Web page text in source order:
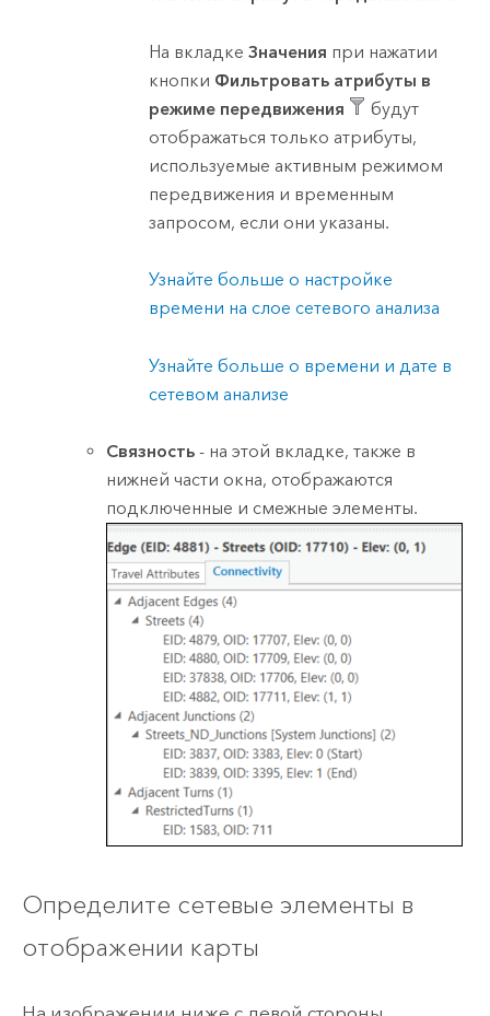
На вкладке Значения при нажатии
кнопки Фильтровать атрибуты в
режиме передвижения
будут
отображаться только атрибуты,
используемые активным режимом
передвижения и временным
запросом, если они указаны.
Узнайте больше о настройке
времени на слое сетевого анализа
Узнайте больше о времени и дате в
сетевом анализе
Связность - на этой вкладке, также в
нижней части окна, отображаются
подключенные и смежные элементы.
Определите сетевые элементы в
отображении карты